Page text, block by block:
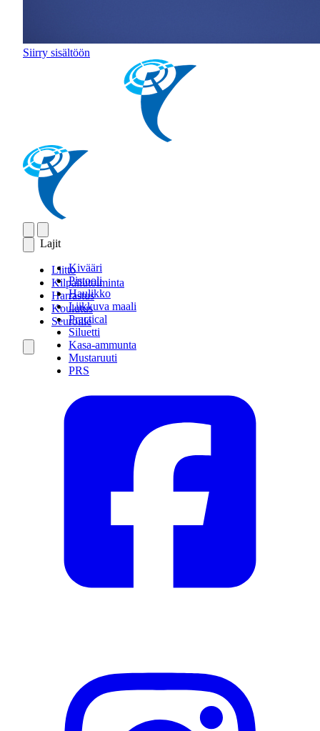
Siirry sisältöön
Lajit
Kivääri
Pistooli
Haulikko
Liikkuva maali
Practical
Siluetti
Kasa-ammunta
Mustaruuti
PRS
Liitto
Kilpailutoiminta
Harrastus
Koulutus
Seuroille